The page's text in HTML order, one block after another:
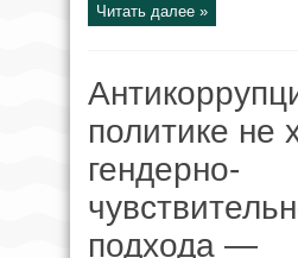
Читать далее »
политике не
гендерно-
подхода —